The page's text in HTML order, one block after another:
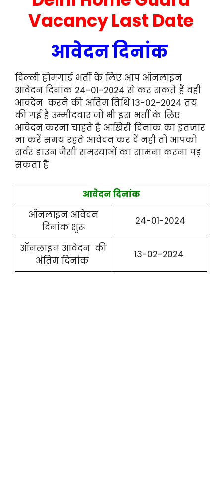
Vacancy Last Date
आवेदन दिनांक
दिल्ली होमगार्ड भर्ती के लिए आप ऑनलाइन
आवेदन दिनांक 24-01-2024 से कर सकते हैं वहीं
आवदेन करने की अंतिम तिथि 13-02-2024 तय
की गई है उम्मीदवार जो भी इस भर्ती के लिए
आवेदन करना चाहते हैं आखिरी दिनांक का इंतजार
ना करें समय रहते आवेदन कर दें नहीं तो आपको
सर्वर डाउन जैसी समस्याओं का सामना करना पड़
सकता है
आवेदन दिनांक
ऑनलाइन आवेदन
दिनांक शुरू
24-01-2024
ऑनलाइन आवेदन की
अंतिम दिनांक
13-02-2024